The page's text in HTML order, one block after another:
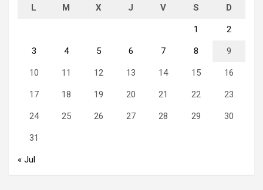
L M X J V S D
1 2
3 4 5 6 7 8 9
10 11 12 13 14 15 16
17 18 19 20 21 22 23
24 25 26 27 28 29 30
31
« Jul